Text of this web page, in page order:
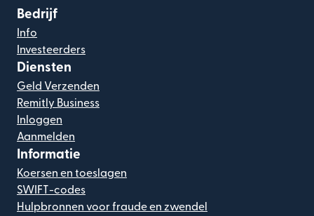
Bedrijf
Info
Investeerders
Diensten
Geld Verzenden
Remitly Business
Inloggen
Aanmelden
Informatie
Koersen en toeslagen
SWIFT-codes
Hulpbronnen voor fraude en zwendel